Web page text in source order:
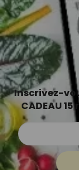
Inscrivez-
CADEAU 15